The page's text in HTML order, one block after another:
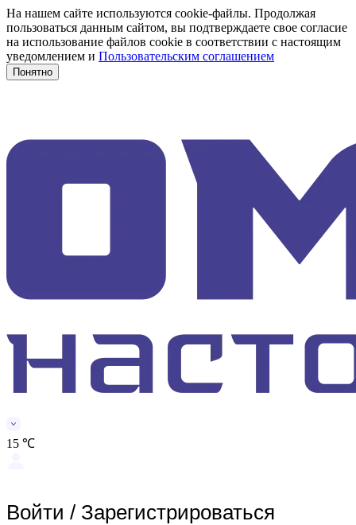
На нашем сайте используются cookie-файлы. Продолжая
пользоваться данным сайтом, вы подтверждаете свое согласие
на использование файлов cookie в соответствии с настоящим
уведомлением и Пользовательским соглашением
Понятно
15 ℃
Войти / Зарегистрироваться